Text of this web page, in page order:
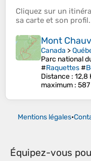
Cliquez sur un
sa carte et son profil.
Mont
Canada >
Parc national
#Raquettes#
Distance : 12,8
maximum :
Mentions légales•
Équipez-vous